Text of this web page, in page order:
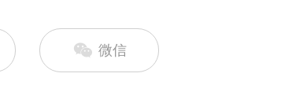
微信